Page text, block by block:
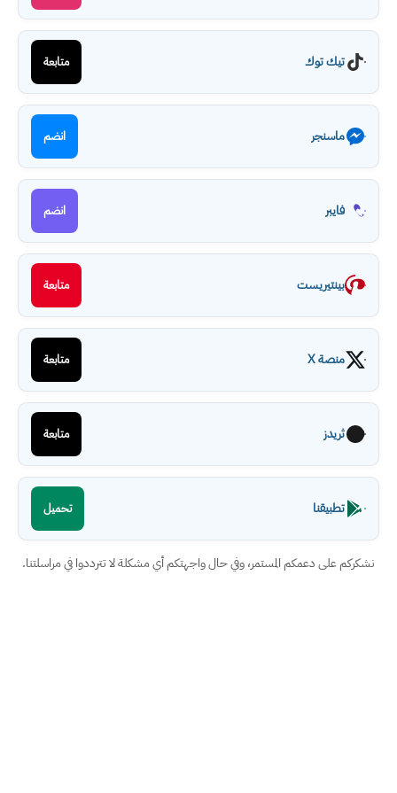
تيك توك متابعة
ماسنجر انضم
فايبر انضم
بينتيريست متابعة
منصة X متابعة
ثريدز متابعة
تطبيقنا تحميل
نشكركم على دعمكم المستمر، وفي حال واجهتكم أي مشكلة لا تترددوا في مراسلتنا.